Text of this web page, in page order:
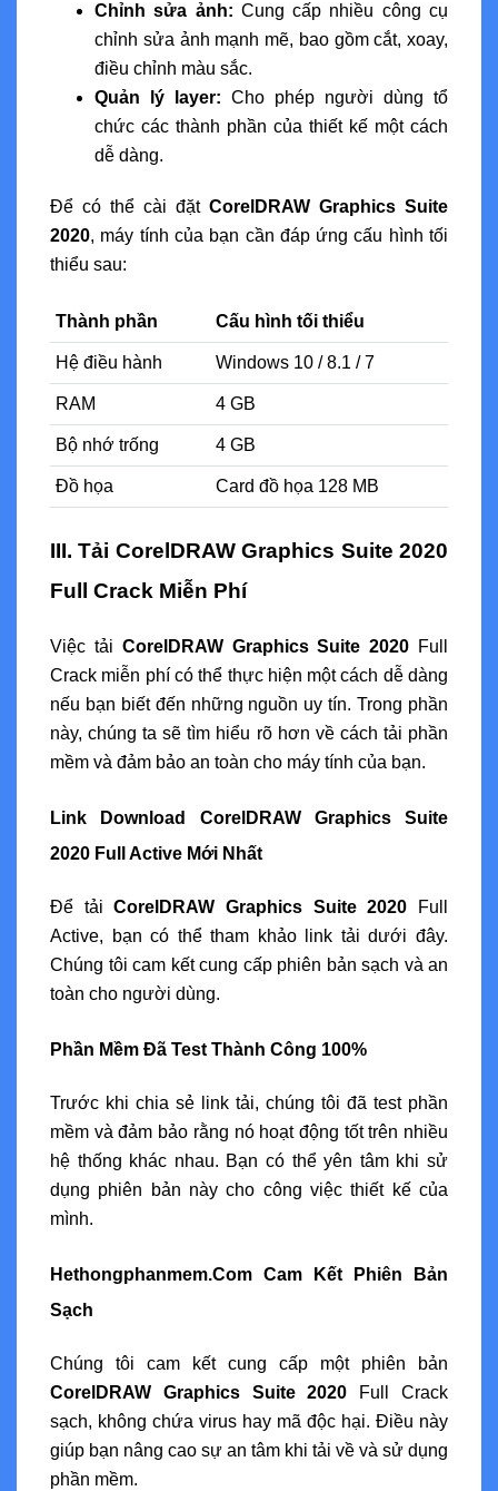
Chỉnh sửa ảnh: Cung cấp nhiều công cụ
chỉnh sửa ảnh mạnh mẽ, bao gồm cắt, xoay,
điều chỉnh màu sắc.
Quản lý layer: Cho phép người dùng tổ
chức các thành phần của thiết kế một cách
dễ dàng.
Để có thể cài đặt CorelDRAW Graphics Suite
2020, máy tính của bạn cần đáp ứng cấu hình tối
thiểu sau:
Thành phần Cấu hình tối thiểu
Hệ điều hành Windows 10 / 8.1 / 7
RAM 4 GB
Bộ nhớ trống 4 GB
Đồ họa Card đồ họa 128 MB
III. Tải CorelDRAW Graphics Suite 2020
Full Crack Miễn Phí
Việc tải CorelDRAW Graphics Suite 2020 Full
Crack miễn phí có thể thực hiện một cách dễ dàng
nếu bạn biết đến những nguồn uy tín. Trong phần
này, chúng ta sẽ tìm hiểu rõ hơn về cách tải phần
mềm và đảm bảo an toàn cho máy tính của bạn.
Link Download CorelDRAW Graphics Suite
2020 Full Active Mới Nhất
Để tảiCorelDRAW Graphics Suite 2020 Full
Active, bạn có thể tham khảo link tải dưới đây.
Chúng tôi cam kết cung cấp phiên bản sạch và an
toàn cho người dùng.
Phần Mềm Đã Test Thành Công 100%
Trước khi chia sẻ link tải, chúng tôi đã test phần
mềm và đảm bảo rằng nó hoạt động tốt trên nhiều
hệ thống khác nhau. Bạn có thể yên tâm khi sử
dụng phiên bản này cho công việc thiết kế của
mình.
Hethongphanmem.Com Cam Kết Phiên Bản
Sạch
Chúng tôi cam kết cung cấp một phiên bản
CorelDRAW Graphics Suite 2020 Full Crack
sạch, không chứa virus hay mã độc hại. Điều này
giúp bạn nâng cao sự an tâm khi tải về và sử dụng
phần mềm.